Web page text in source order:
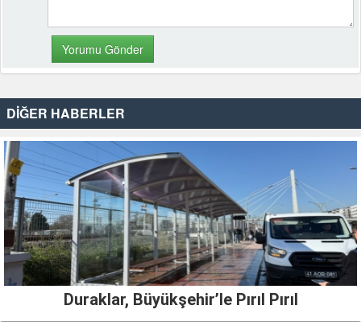
DİĞER HABERLER
Duraklar, Büyükşehir’le Pırıl Pırıl